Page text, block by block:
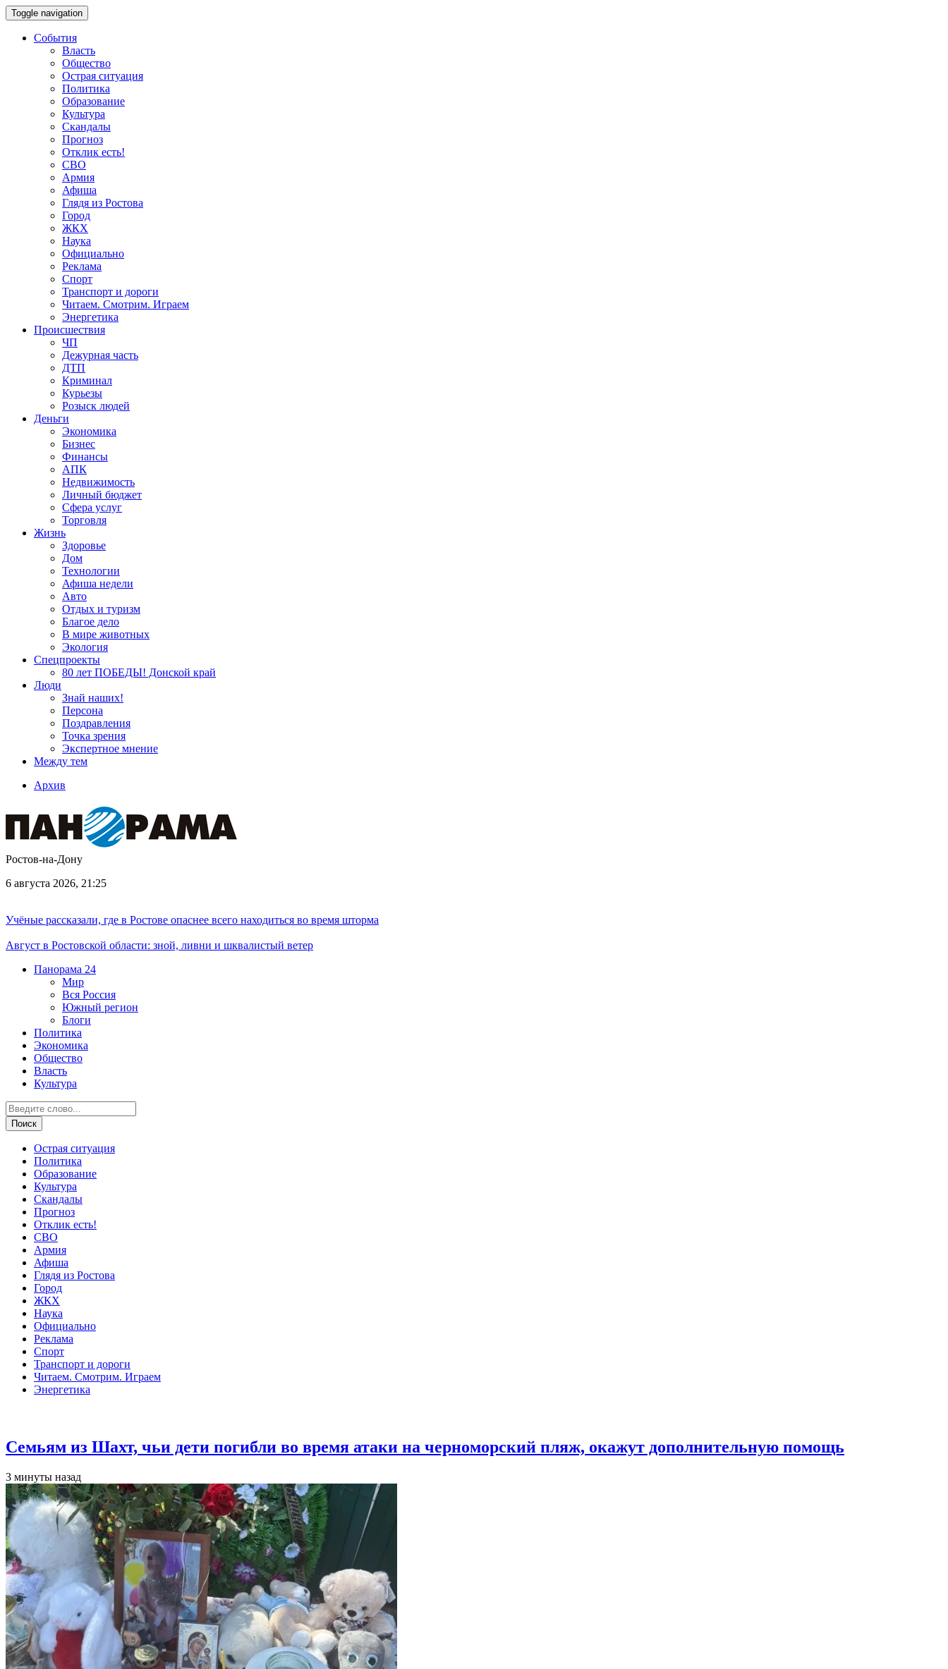
Toggle navigation
События
Власть
Общество
Острая ситуация
Политика
Образование
Культура
Скандалы
Прогноз
Отклик есть!
СВО
Армия
Афиша
Глядя из Ростова
Город
ЖКХ
Наука
Официально
Реклама
Спорт
Транспорт и дороги
Читаем. Смотрим. Играем
Энергетика
Происшествия
ЧП
Дежурная часть
ДТП
Криминал
Курьезы
Розыск людей
Деньги
Экономика
Бизнес
Финансы
АПК
Недвижимость
Личный бюджет
Сфера услуг
Торговля
Жизнь
Здоровье
Дом
Технологии
Афиша недели
Авто
Отдых и туризм
Благое дело
В мире животных
Экология
Спецпроекты
80 лет ПОБЕДЫ! Донской край
Люди
Знай наших!
Персона
Поздравления
Точка зрения
Экспертное мнение
Между тем
Архив
Ростов-на-Дону
6 августа 2026, 21:25
Учёные рассказали, где в Ростове опаснее всего находиться во время шторма
Август в Ростовской области: зной, ливни и шквалистый ветер
Панорама 24
Мир
Вся Россия
Южный регион
Блоги
Политика
Экономика
Общество
Власть
Культура
Острая ситуация
Политика
Образование
Культура
Скандалы
Прогноз
Отклик есть!
СВО
Армия
Афиша
Глядя из Ростова
Город
ЖКХ
Наука
Официально
Реклама
Спорт
Транспорт и дороги
Читаем. Смотрим. Играем
Энергетика
Семьям из Шахт, чьи дети погибли во время атаки на черноморский пляж, окажут дополнительную помощь
3 минуты назад